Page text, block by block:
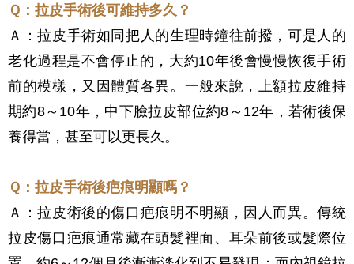
Ｑ： 拉皮手術後可維持多久？
Ａ
：拉皮手術如同把人的生理時鐘往前撥，可是人的
老化過程是不會停止的，大約10年後會慢慢恢復手術
前的模樣，又因體質各異。一般來說，上額拉皮維持
期約8～10年，中下臉拉皮部位約8～12年，若術後保
養得當，甚至可以更長久。
Ｑ： 拉皮手術後疤痕明顯嗎？
Ａ：拉皮術後的傷口疤痕明不明顯，因人而異。傳統
拉皮傷口疤痕通常藏在頭髮裡面、耳朵前後或髮際位